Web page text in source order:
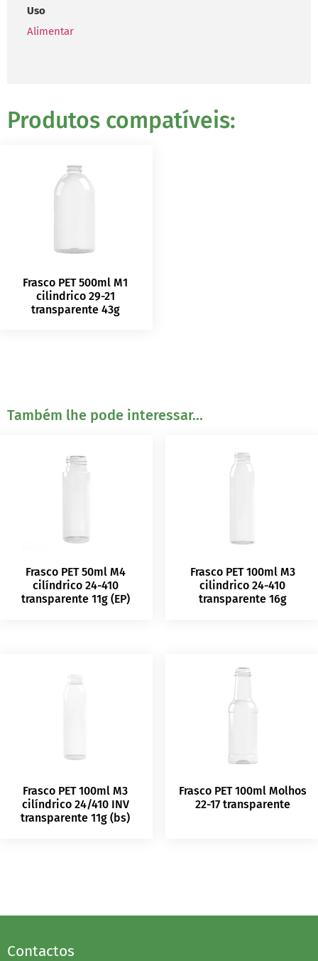
Uso
Alimentar
Produtos compatíveis:
Frasco PET 500ml M1
cilindrico 29-21
transparente 43g
Também lhe pode interessar...
Frasco PET 50ml M4
cilíndrico 24-410
transparente 11g (EP)
Frasco PET 100ml M3
cilindrico 24-410
transparente 16g
Frasco PET 100ml M3
cilíndrico 24/410 INV
transparente 11g (bs)
Frasco PET 100ml Molhos
22-17 transparente
Contactos